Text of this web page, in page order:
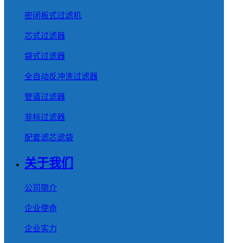
密闭板式过滤机
芯式过滤器
袋式过滤器
全自动反冲洗过滤器
管道过滤器
非标过滤器
配套滤芯滤袋
关于我们
公司简介
企业使命
企业实力